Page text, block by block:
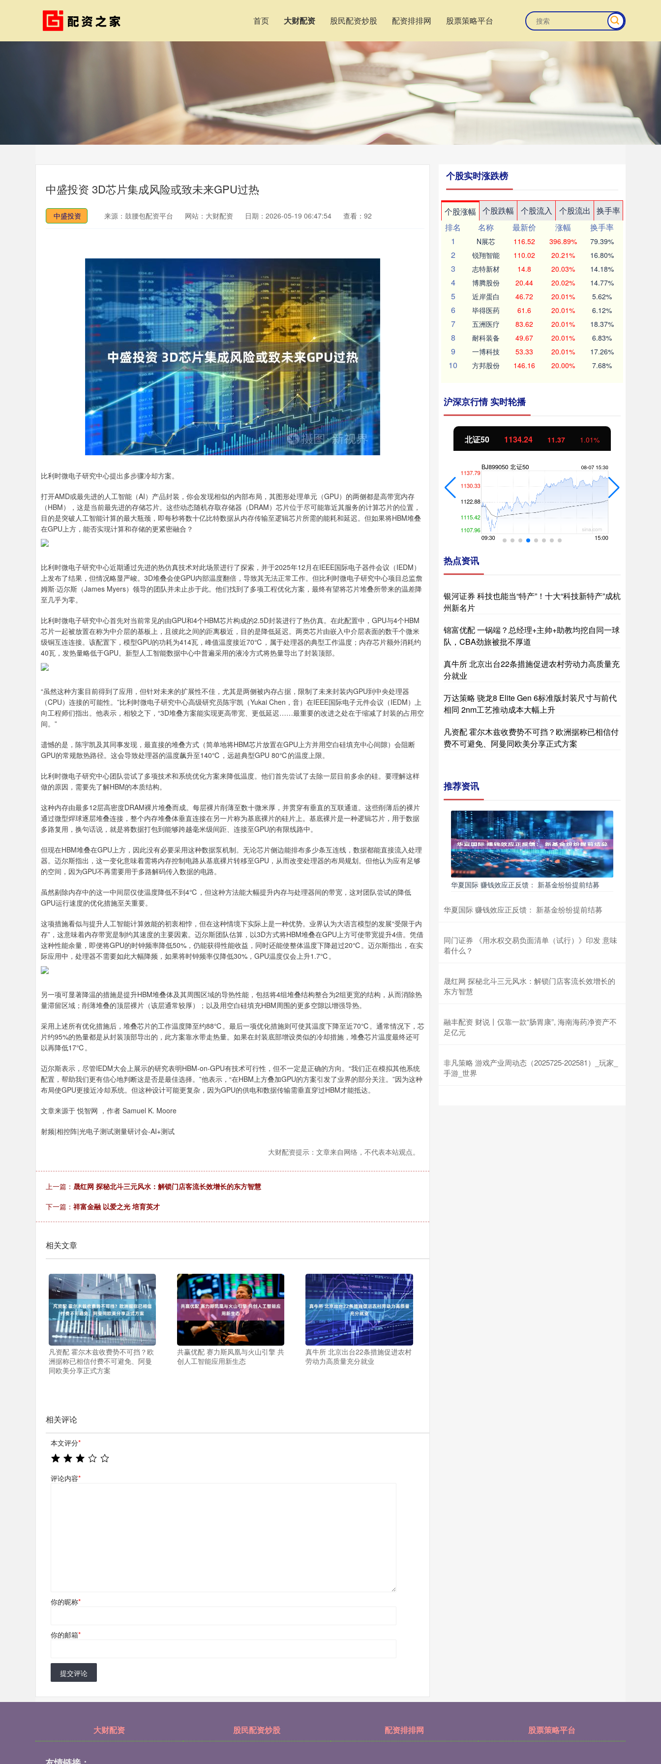
首页 大财配资 股民配资炒股 配资排排网 股票策略平台
中盛投资 3D芯片集成风险或致未来GPU过热
中盛投资 来源：鼓腰包配资平台 网站：大财配资 日期：2026-05-19 06:47:54 查看：92
比利时微电子研究中心提出多步骤冷却方案。
打开AMD或最先进的人工智能（AI）产品封装，你会发现相似的内部布局，其图形处理单元（GPU）的两侧都是高带宽内存
（HBM），这是当前最先进的存储芯片。这些动态随机存取存储器（DRAM）芯片位于尽可能靠近其服务的计算芯片的位置，
目的是突破人工智能计算的最大瓶颈，即每秒将数十亿比特数据从内存传输至逻辑芯片所需的能耗和延迟。但如果将HBM堆叠
在GPU上方，能否实现计算和存储的更紧密融合？
比利时微电子研究中心近期通过先进的热仿真技术对此场景进行了探索，并于2025年12月在IEEE国际电子器件会议（IEDM）
上发布了结果，但情况略显严峻。3D堆叠会使GPU内部温度翻倍，导致其无法正常工作。但比利时微电子研究中心项目总监詹
姆斯·迈尔斯（James Myers）领导的团队并未止步于此。他们找到了多项工程优化方案，最终有望将芯片堆叠所带来的温差降
至几乎为零。
比利时微电子研究中心首先对当前常见的由GPU和4个HBM芯片构成的2.5D封装进行了热仿真。在此配置中，GPU与4个HBM
芯片一起被放置在称为中介层的基板上，且彼此之间的距离极近，目的是降低延迟。两类芯片由嵌入中介层表面的数千个微米
级铜互连连接。该配置下，模型GPU的功耗为414瓦，峰值温度接近70℃，属于处理器的典型工作温度；内存芯片额外消耗约
40瓦，发热量略低于GPU。新型人工智能数据中心中普遍采用的液冷方式将热量导出了封装顶部。
“虽然这种方案目前得到了应用，但针对未来的扩展性不佳，尤其是两侧被内存占据，限制了未来封装内GPU到中央处理器
（CPU）连接的可能性。”比利时微电子研究中心高级研究员陈宇凯（Yukai Chen，音）在IEEE国际电子元件会议（IEDM）上
向工程师们指出。他表示，相较之下，“3D堆叠方案能实现更高带宽、更低延迟……最重要的改进之处在于缩减了封装的占用空
间。”
遗憾的是，陈宇凯及其同事发现，最直接的堆叠方式（简单地将HBM芯片放置在GPU上方并用空白硅填充中心间隙）会阻断
GPU的常规散热路径。这会导致处理器的温度飙升至140℃，远超典型GPU 80℃的温度上限。
比利时微电子研究中心团队尝试了多项技术和系统优化方案来降低温度。他们首先尝试了去除一层目前多余的硅。要理解这样
做的原因，需要先了解HBM的本质结构。
这种内存由最多12层高密度DRAM裸片堆叠而成。每层裸片削薄至数十微米厚，并贯穿有垂直的互联通道。这些削薄后的裸片
通过微型焊球逐层堆叠连接，整个内存堆叠体垂直连接在另一片称为基底裸片的硅片上。基底裸片是一种逻辑芯片，用于数据
多路复用，换句话说，就是将数据打包到能够跨越毫米级间距、连接至GPU的有限线路中。
但现在HBM堆叠在GPU上方，因此没有必要采用这种数据泵机制。无论芯片侧边能排布多少条互连线，数据都能直接流入处理
器。迈尔斯指出，这一变化意味着需将内存控制电路从基底裸片转移至GPU，从而改变处理器的布局规划。但他认为应有足够
的空间，因为GPU不再需要用于多路解码传入数据的电路。
虽然剔除内存中的这一中间层仅使温度降低不到4℃，但这种方法能大幅提升内存与处理器间的带宽，这对团队尝试的降低
GPU运行速度的优化措施至关重要。
这项措施看似与提升人工智能计算效能的初衷相悖，但在这种情境下实际上是一种优势。业界认为大语言模型的发展“受限于内
存”，这意味着内存带宽是制约其速度的主要因素。迈尔斯团队估算，以3D方式将HBM堆叠在GPU上方可使带宽提升4倍。凭借
这种性能余量，即便将GPU的时钟频率降低50%，仍能获得性能收益，同时还能使整体温度下降超过20℃。迈尔斯指出，在实
际应用中，处理器不需要如此大幅降频，如果将时钟频率仅降低30%，GPU温度仅会上升1.7℃。
另一项可显著降温的措施是提升HBM堆叠体及其周围区域的导热性能，包括将4组堆叠结构整合为2组更宽的结构，从而消除热
量滞留区域；削薄堆叠的顶层裸片（该层通常较厚）；以及用空白硅填充HBM周围的更多空隙以增强导热。
采用上述所有优化措施后，堆叠芯片的工作温度降至约88℃。最后一项优化措施则可使其温度下降至近70℃。通常情况下，芯
片约95%的热量都是从封装顶部导出的，此方案靠水带走热量。如果在封装底部增设类似的冷却措施，堆叠芯片温度最终还可
以再降低17℃。
迈尔斯表示，尽管IEDM大会上展示的研究表明HBM-on-GPU有技术可行性，但不一定是正确的方向。“我们正在模拟其他系统
配置，帮助我们更有信心地判断这是否是最佳选择。”他表示，“在HBM上方叠加GPU的方案引发了业界的部分关注。”因为这种
布局使GPU更接近冷却系统。但这种设计可能更复杂，因为GPU的供电和数据传输需垂直穿过HBM才能抵达。
文章来源于 悦智网 ，作者 Samuel K. Moore
射频|相控阵|光电子测试测量研讨会-AI+测试
大财配资提示：文章来自网络，不代表本站观点。
上一篇： 晟红网 探秘北斗三元风水：解锁门店客流长效增长的东方智慧
下一篇： 祥富金融 以爱之光 培育英才
相关文章
凡资配 霍尔木兹收费势不可挡？欧
洲据称已相信付费不可避免、阿曼
同欧美分享正式方案
共赢优配 赛力斯凤凰与火山引擎 共
创人工智能应用新生态
真牛所 北京出台22条措施促进农村
劳动力高质量充分就业
相关评论
本文评分*
评论内容*
你的昵称*
你的邮箱*
提交评论
个股实时涨跌榜
个股涨幅 个股跌幅 个股流入 个股流出
换手率
排名
名称 最新价 涨幅
换手率
1
N展芯 116.52 396.89% 79.39%
2 锐翔智能 110.02 20.21% 16.80%
3 志特新材 14.8 20.03% 14.18%
4 博腾股份 20.44 20.02% 14.77%
5 近岸蛋白 46.72 20.01% 5.62%
6 毕得医药 61.6 20.01% 6.12%
7 五洲医疗 83.62 20.01% 18.37%
8 耐科装备 49.67 20.01% 6.83%
9 一博科技 53.33 20.01% 17.26%
10 方邦股份 146.16 20.00% 7.68%
沪深京行情 实时轮播
深证成指 14311.01 200.89 1.42% 沪深300 4694.44 43.13 北证50 1134.24 11.37 1.01%
热点资讯
银河证券 科技也能当“特产”！十大“科技新特产”成杭
州新名片
锦富优配 一锅端？总经理+主帅+助教均挖自同一球
队，CBA劲旅被批不厚道
真牛所 北京出台22条措施促进农村劳动力高质量充
分就业
万达策略 骁龙8 Elite Gen 6标准版封装尺寸与前代
相同 2nm工艺推动成本大幅上升
凡资配 霍尔木兹收费势不可挡？欧洲据称已相信付
费不可避免、阿曼同欧美分享正式方案
推荐资讯
华夏国际 赚钱效应正反馈： 新基金纷纷提前结募
华夏国际 赚钱效应正反馈： 新基金纷纷提前结募
同门证券 《用水权交易负面清单（试行）》印发 意味
着什么？
晟红网 探秘北斗三元风水：解锁门店客流长效增长的
东方智慧
融丰配资 财说丨仅靠一款“肠胃康”, 海南海药净资产不
足亿元
非凡策略 游戏产业周动态（2025725-202581）_玩家_
手游_世界
大财配资 股民配资炒股 配资排排网 股票策略平台